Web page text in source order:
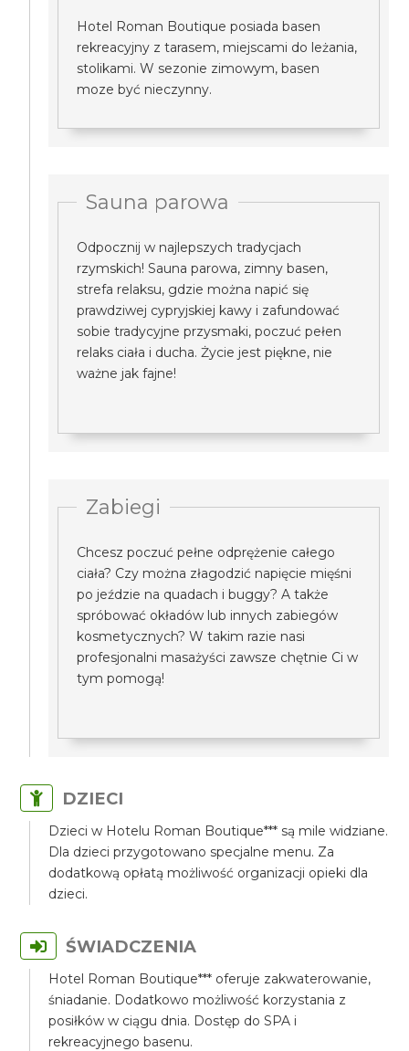
Hotel Roman Boutique posiada basen
rekreacyjny z tarasem, miejscami do leżania,
stolikami. W sezonie zimowym, basen
moze być nieczynny.
Sauna parowa
Odpocznij w najlepszych tradycjach
rzymskich! Sauna parowa, zimny basen,
strefa relaksu, gdzie można napić się
prawdziwej cypryjskiej kawy i zafundować
sobie tradycyjne przysmaki, poczuć pełen
relaks ciała i ducha. Życie jest piękne, nie
ważne jak fajne!
Zabiegi
Chcesz poczuć pełne odprężenie całego
ciała? Czy można złagodzić napięcie mięśni
po jeździe na quadach i buggy? A także
spróbować okładów lub innych zabiegów
kosmetycznych? W takim razie nasi
profesjonalni masażyści zawsze chętnie Ci w
tym pomogą!
DZIECI
Dzieci w Hotelu Roman Boutique*** są mile widziane.
Dla dzieci przygotowano specjalne menu. Za
dodatkową opłatą możliwość organizacji opieki dla
dzieci.
ŚWIADCZENIA
Hotel Roman Boutique*** oferuje zakwaterowanie,
śniadanie. Dodatkowo możliwość korzystania z
posiłków w ciągu dnia. Dostęp do SPA i
rekreacyjnego basenu.